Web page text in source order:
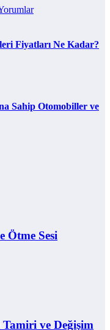
Fiyatları Ne Kadar?
Sahip Otomobiller ve
Ötme Sesi
ve Değişim